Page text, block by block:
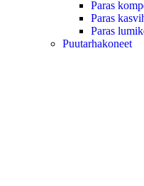
Paras
Paras
Paras
Puutarhakoneet